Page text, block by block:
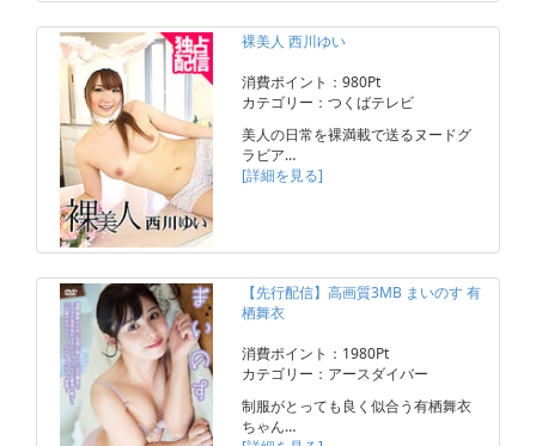
裸美人 西川ゆい
消費ポイント：980Pt
カテゴリー：つくばテレビ
美人の日常を裸満載で送るヌードグ
ラビア…
[詳細を見る]
【先行配信】高画質3MB まいのす 有
栖舞衣
消費ポイント：1980Pt
カテゴリー：アースダイバー
制服がとっても良く似合う有栖舞衣
ちゃん…